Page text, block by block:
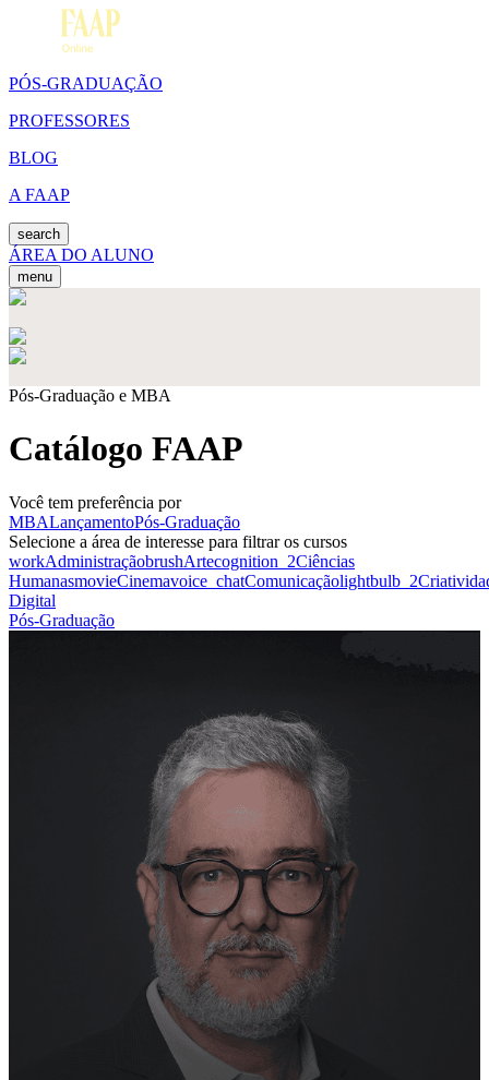
PÓS-GRADUAÇÃO
PROFESSORES
BLOG
A FAAP
search
ÁREA DO ALUNO
menu
Pós-Graduação e MBA
Catálogo FAAP
Você tem preferência por
MBALançamentoPós-Graduação
Selecione a área de interesse para filtrar os cursos
workAdministraçãobrushArtecognition_2Ciências
HumanasmovieCinemavoice_chatComunicaçãolightbulb_2
Digital
Pós-Graduação